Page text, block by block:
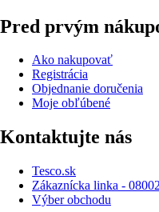
Pred prvým
Ako nakupovať
Registrácia
Objednanie doručenia
Moje obľúbené
Kontaktujte nás
Tesco.sk
Zákaznícka linka -
Výber obchodu